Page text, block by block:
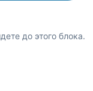
до этого блока.